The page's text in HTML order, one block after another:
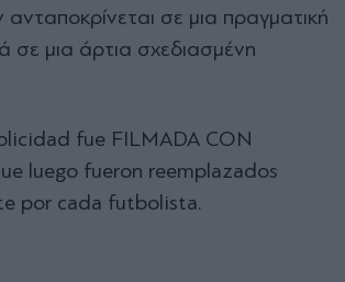
σε μια πραγματική
σε μια άρτια σχεδιασμένη
fue FILMADA CON
luego fueron reemplazados
por cada futbolista.